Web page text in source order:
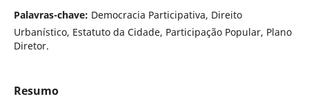
Palavras-chave: Democracia Participativa, Direito
Urbanístico, Estatuto da Cidade, Participação Popular, Plano
Diretor.
Resumo